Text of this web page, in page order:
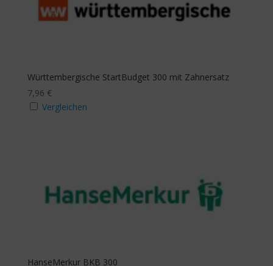
Ja
Zusatzbudget Sehhilfe
Württembergische StartBudget 300 mit Zahnersatz
7,96 €
Vergleichen
HanseMerkur BKB 300